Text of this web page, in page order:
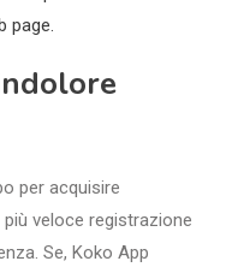
page.
per acquisire
veloce registrazione
Se, Koko App